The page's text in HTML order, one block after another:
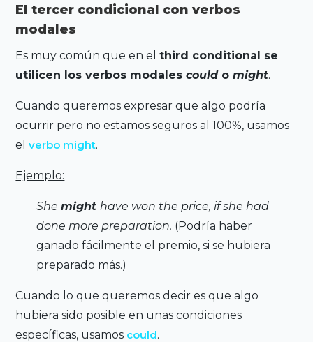
El tercer condicional con verbos
modales
Es muy común que en elthird conditional se
utilicen los verbos modalescould omight.
Cuando queremos expresar que algo podría
ocurrir pero no estamos seguros al 100%, usamos
elverbo might.
Ejemplo:
Shemighthave won the price, if she had
done more preparation. (Podría haber
ganado fácilmente el premio, si se hubiera
preparado más.)
Cuando lo que queremos decir es que algo
hubiera sido posible en unas condiciones
específicas, usamos could.